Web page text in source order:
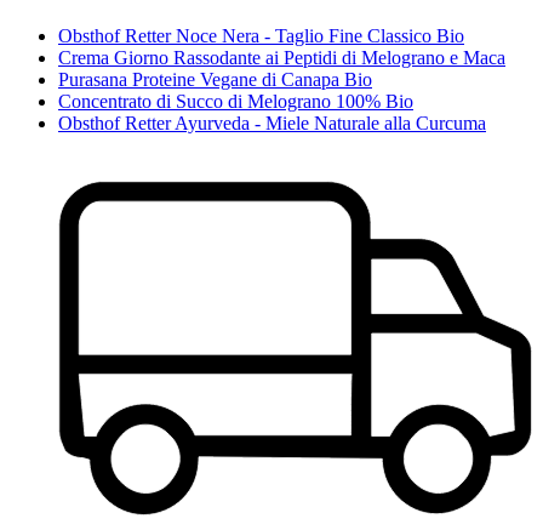
Obsthof Retter Noce Nera - Taglio Fine Classico Bio
Crema Giorno Rassodante ai Peptidi di Melograno e Maca
Purasana Proteine Vegane di Canapa Bio
Concentrato di Succo di Melograno 100% Bio
Obsthof Retter Ayurveda - Miele Naturale alla Curcuma